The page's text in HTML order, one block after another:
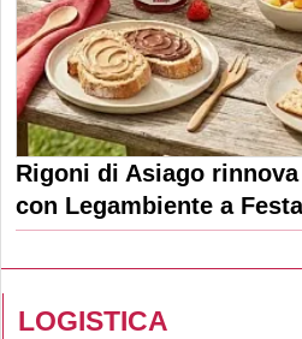
Rigoni di Asiago
con Legambiente a
LOGISTICA